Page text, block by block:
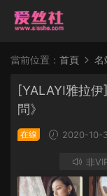
當前位置： 首頁 名
[YALAYI雅拉
問》
在線 2020-10-
非